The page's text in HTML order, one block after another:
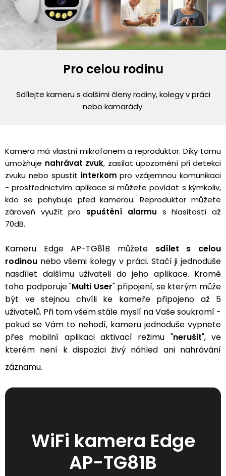
Pro celou rodinu
Sdílejte kameru s dalšími členy rodiny, kolegy v práci
nebo kamarády.
Kamera má vlastní mikrofonem a reproduktor. Díky tomu
umožňuje nahrávat zvuk, zasílat upozornění při detekci
zvuku nebo spustit interkom pro vzájemnou komunikaci
- prostřednictvím aplikace si můžete povídat s kýmkoliv,
kdo se pohybuje před kamerou. Reproduktor můžete
zároveň využít pro spuštění alarmu s hlasitostí až
70dB.
Kameru Edge AP-TG81B můžete sdílet s celou
rodinou nebo všemi kolegy v práci. Stačí ji jednoduše
nasdílet dalšímu uživateli do jeho aplikace. Kromě
toho podporuje "Multi User" připojení, se kterým může
být ve stejnou chvíli ke kameře připojeno až 5
uživatelů. Při tom všem stále myslí na Vaše soukromí -
pokud se Vám to nehodí, kameru jednoduše vypnete
přes mobilní aplikaci aktivací režimu "nerušit", ve
kterém není k dispozici živý náhled ani nahrávání
záznamu.
WiFi kamera Edge
AP-TG81B